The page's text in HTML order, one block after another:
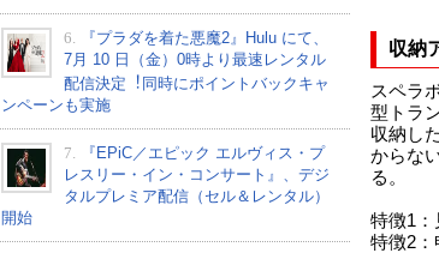
6.
『プラダを着た悪魔2』Hulu にて、
7⽉ 10 ⽇（金）0時より最速レンタル
配信決定︕同時にポイントバックキャ
ンペーンも実施
7.
『EPiC／エピック エルヴィス・プ
レスリー・イン・コンサート』、デジ
タルプレミア配信（セル＆レンタル）
開始
収納
スペラ
型トラ
収納し
からな
る。
特徴1：
特徴2：